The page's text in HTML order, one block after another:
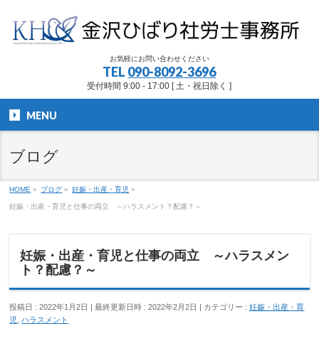
お気軽にお問い合わせください
TEL 090-8092-3696
受付時間 9:00 - 17:00 [ 土・祝日除く ]
MENU
ブログ
HOME » ブログ » 妊娠・出産・育児 »
妊娠・出産・育児と仕事の両立 ～ハラスメント？配慮？～
妊娠・出産・育児と仕事の両立 ～ハラスメン
ト？配慮？～
投稿日 : 2022年1月2日 最終更新日時 : 2022年2月2日 カテゴリー :妊娠・出産・育
児
,ハラスメント